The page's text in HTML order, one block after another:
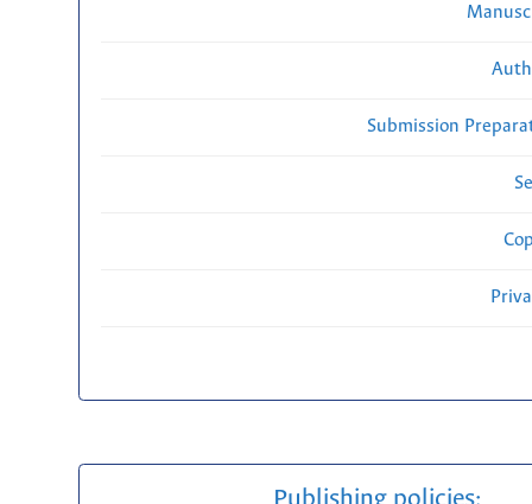
Submission